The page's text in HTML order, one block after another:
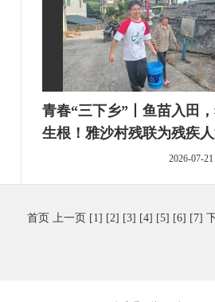
青春“三下乡”丨鱼苗入田
生根！雅沙村残联为残疾
2026-07-
首页 上一页 [1] [2] [3] [4] [5] [6] [7]